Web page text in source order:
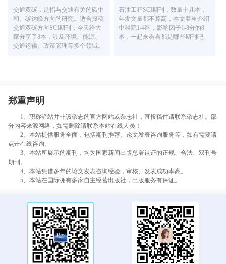
交通双碳，是指与交通有关的碳中
和、碳达峰方向的研究。适合投稿
交通双碳方向SCI期刊，今天给大
家分享了8本，涉及环境、能源、
交通运输、政策管理等多个领域。
石油工程SCI期刊，数量十几本，
年发文量都不算高，本文着重介绍
中科院1-4区，影响因子1-8分的8
本，一起来看看都是哪些期刊吧。
郑重声明
1、职称驿站并非该杂志的官方网站或杂志社，直投稿件请联系杂志社。部
分内容来源网络，如需删除请联系本站在线人员！
2、本站提供服务全面，包括期刊推荐、论文发表咨询服务等，如有需要请
点击在线咨询。
3、本站所展示的期刊，均为国家新闻出版总署认证的正规、合法、双刊号
期刊。
4、本站凭借多年的论文发表咨询经验，审核、发表成功率高。
5、本站在国际拥有多家自主经营出版社，出版服务有保证。